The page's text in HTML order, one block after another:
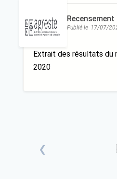
réflexions sur le foncier
Publié le 17/07/
Extrait des résultats du
2020